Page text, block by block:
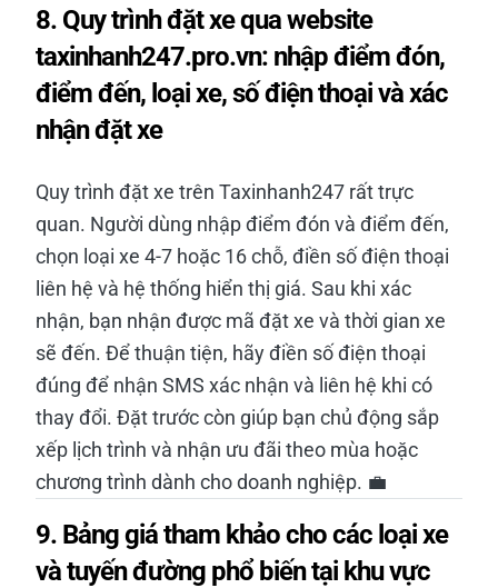
8. Quy trình đặt xe qua website
taxinhanh247.pro.vn: nhập điểm đón,
điểm đến, loại xe, số điện thoại và xác
nhận đặt xe
Quy trình đặt xe trên Taxinhanh247 rất trực
quan. Người dùng nhập điểm đón và điểm đến,
chọn loại xe 4-7 hoặc 16 chỗ, điền số điện thoại
liên hệ và hệ thống hiển thị giá. Sau khi xác
nhận, bạn nhận được mã đặt xe và thời gian xe
sẽ đến. Để thuận tiện, hãy điền số điện thoại
đúng để nhận SMS xác nhận và liên hệ khi có
thay đổi. Đặt trước còn giúp bạn chủ động sắp
xếp lịch trình và nhận ưu đãi theo mùa hoặc
chương trình dành cho doanh nghiệp. 💼
9. Bảng giá tham khảo cho các loại xe
và tuyến đường phổ biến tại khu vực